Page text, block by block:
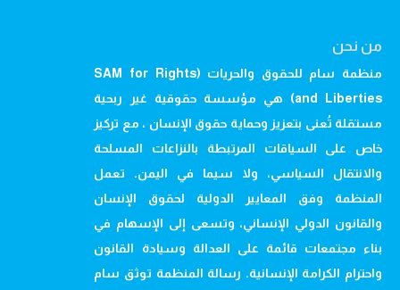
من نحن
منظمة سام للحقوق والحريات (SAM for Rights
and Liberties) هي مؤسسة حقوقية غير ربحية
مستقلة تُعنى بتعزيز وحماية حقوق الإنسان ، مع تركيز
خاص على السياقات المرتبطة بالنزاعات المسلحة
والانتقال السياسي، ولا سيما في اليمن. تعمل
المنظمة وفق المعايير الدولية لحقوق الإنسان
والقانون الدولي الإنساني، وتسعى إلى الإسهام في
بناء مجتمعات قائمة على العدالة وسيادة القانون
واحترام الكرامة الإنسانية. رسالة المنظمة توثق سام